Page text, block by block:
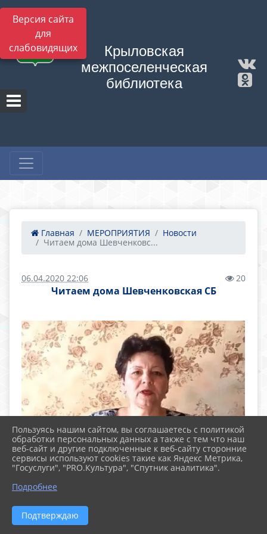
Версия сайта
для
слабовидящих
Крыловская
межпоселенческая
библиотека
Главная МЕРОПРИЯТИЯ
Новости
Читаем дома Шевченковс...
06.04.2020 22:06 20
Читаем дома Шевченковская СБ
Пользуясь нашим сайтом, вы соглашаетесь с политикой
обработки персональных данных а также с тем что наш
веб-сайт и другие подключенные к веб-сайту сторонние
сервисы используют cookies такие как Яндекс Метрика,
"Госуслуги", "PRO.Культура", "Спутник аналитика".
Подробнее
Подтверждаю